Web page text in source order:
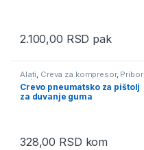
2.100,00 RSD pak
Alati, Creva za kompresor, Pribor
za kompresor
Crevo pneumatsko za pištolj
za duvanje guma
328,00 RSD kom